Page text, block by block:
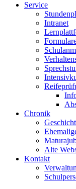
Service
Intranet
Chronik
Alte
Kontakt